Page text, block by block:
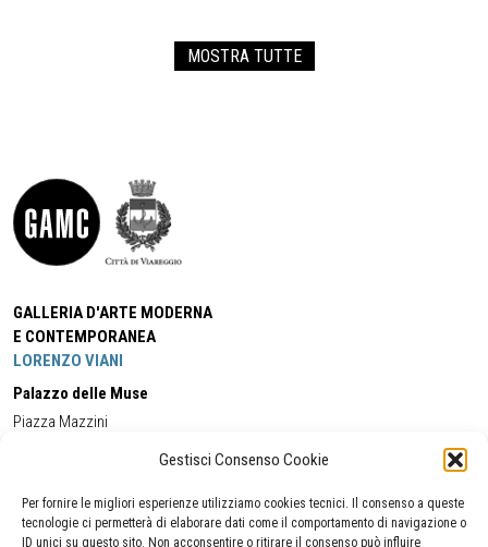
Gestisci Consenso Cookie
Per fornire le migliori esperienze utilizziamo cookies tecnici. Il consenso a queste
tecnologie ci permetterà di elaborare dati come il comportamento di navigazione o
ID unici su questo sito. Non acconsentire o ritirare il consenso può influire
MOSTRA TUTTE
GALLERIA D'ARTE MODERNA
E CONTEMPORANEA
LORENZO VIANI
Palazzo delle Muse
Piazza Mazzini
Cell:+39 338 5714978 (orario apertura Galleria)
Tel:
+39 0584 944580
(orario 09.00/13.00)
Email:gamc@comune.viareggio.lu.it